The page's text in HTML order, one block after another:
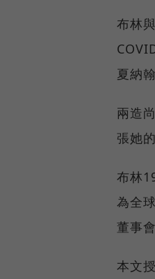
布林
夏納
兩造
張她
布林
為全
董事
本文